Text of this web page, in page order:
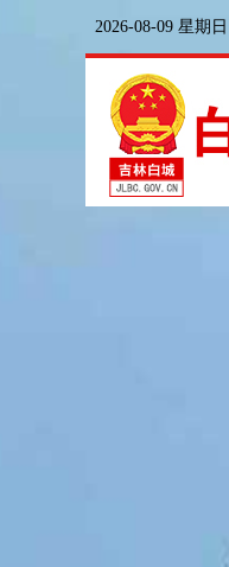
2026-08-09 星期日